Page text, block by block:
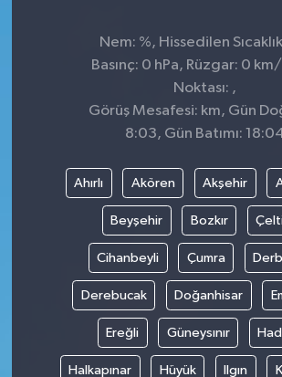
Nem: %, Hissedilen
Basınç: 0 hPa, Rüzgar: 0
Noktası: ,
Görüş Mesafesi: km, Gün
8:03, Gün Batımı:
Ahırlı Akören Akşehir
Beyşehir Bozkır
Cihanbeyli Çumra
Derebucak Doğanhisar
Ereğli Güneysınır
Halkapınar Hüyük Ilgın
SİYASET
SOLHAN
YAYLADERE
YEDİSU